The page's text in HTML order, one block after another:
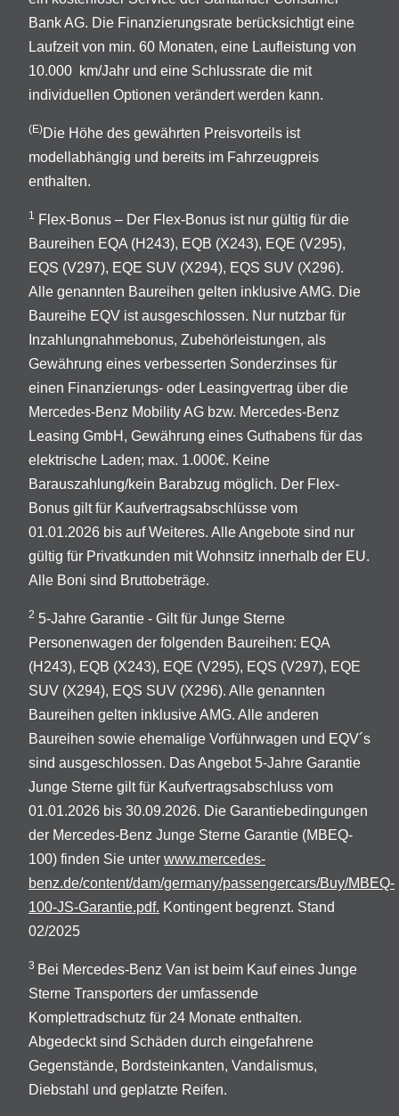
Bank AG. Die Finanzierungsrate berücksichtigt eine
Laufzeit von min. 60 Monaten, eine Laufleistung von
10.000 km/Jahr und eine Schlussrate die mit
individuellen Optionen verändert werden kann.
(E)Die Höhe des gewährten Preisvorteils ist
modellabhängig und bereits im Fahrzeugpreis
enthalten.
1
Flex-Bonus – Der Flex-Bonus ist nur gültig für die
Baureihen EQA (H243), EQB (X243), EQE (V295),
EQS (V297), EQE SUV (X294), EQS SUV (X296).
Alle genannten Baureihen gelten inklusive AMG. Die
Baureihe EQV ist ausgeschlossen. Nur nutzbar für
Inzahlungnahmebonus, Zubehörleistungen, als
Gewährung eines verbesserten Sonderzinses für
einen Finanzierungs- oder Leasingvertrag über die
Mercedes-Benz Mobility AG bzw. Mercedes-Benz
Leasing GmbH, Gewährung eines Guthabens für das
elektrische Laden; max. 1.000€. Keine
Barauszahlung/kein Barabzug möglich. Der Flex-
Bonus gilt für Kaufvertragsabschlüsse vom
01.01.2026 bis auf Weiteres. Alle Angebote sind nur
gültig für Privatkunden mit Wohnsitz innerhalb der EU.
Alle Boni sind Bruttobeträge.
2 5-Jahre Garantie - Gilt für Junge Sterne
Personenwagen der folgenden Baureihen: EQA
(H243), EQB (X243), EQE (V295), EQS (V297), EQE
SUV (X294), EQS SUV (X296). Alle genannten
Baureihen gelten inklusive AMG. Alle anderen
Baureihen sowie ehemalige Vorführwagen und EQV´s
sind ausgeschlossen. Das Angebot 5-Jahre Garantie
Junge Sterne gilt für Kaufvertragsabschluss vom
01.01.2026 bis 30.09.2026. Die Garantiebedingungen
der Mercedes-Benz Junge Sterne Garantie (MBEQ-
100) finden Sie unter www.mercedes-
benz.de/content/dam/germany/passengercars/Buy/MBEQ-
100-JS-Garantie.pdf. Kontingent begrenzt. Stand
02/2025
3 Bei Mercedes-Benz Van ist beim Kauf eines Junge
Sterne Transporters der umfassende
Komplettradschutz für 24 Monate enthalten.
Abgedeckt sind Schäden durch eingefahrene
Gegenstände, Bordsteinkanten, Vandalismus,
Diebstahl und geplatzte Reifen.